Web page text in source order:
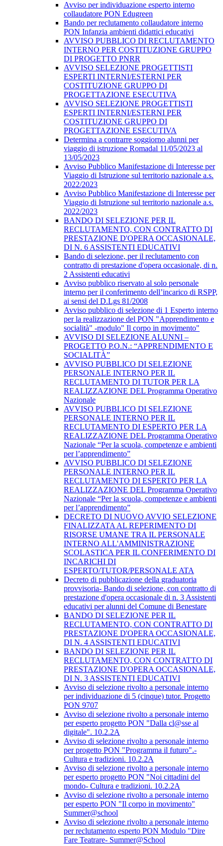
Avviso per individuazione esperto interno
collaudatore PON Edugreen
Bando per reclutamento collaudatore interno
PON Infanzia ambienti didattici educativi
AVVISO PUBBLICO DI RECLUTAMENTO
INTERNO PER COSTITUZIONE GRUPPO
DI PROGETTO PNRR
AVVISO SELEZIONE PROGETTISTI
ESPERTI INTERNI/ESTERNI PER
COSTITUZIONE GRUPPO DI
PROGETTAZIONE ESECUTIVA
AVVISO SELEZIONE PROGETTISTI
ESPERTI INTERNI/ESTERNI PER
COSTITUZIONE GRUPPO DI
PROGETTAZIONE ESECUTIVA
Determina a contrarre soggiorno alunni per
viaggio di istruzione Romadal 11/05/2023 al
13/05/2023
Avviso Pubblico Manifestazione di Interesse per
Viaggio di Istruzione sul territorio nazionale a.s.
2022/2023
Avviso Pubblico Manifestazione di Interesse per
Viaggio di Istruzione sul territorio nazionale a.s.
2022/2023
BANDO DI SELEZIONE PER IL
RECLUTAMENTO, CON CONTRATTO DI
PRESTAZIONE D'OPERA OCCASIONALE,
DI N. 6 ASSISTENTI EDUCATIVI
Bando di selezione, per il reclutamento con
contratto di prestazione d'opera occasionale, di n.
2 Assistenti educativi
Avviso pubblico riservato al solo personale
interno per il conferimento dell’incarico di RSPP,
ai sensi del D.Lgs 81/2008
Avviso pubblico di selezione di 1 Esperto interno
per la realizzazione del PON "Apprendimento e
socialità" -modulo" Il corpo in movimento"
AVVISO DI SELEZIONE ALUNNI –
PROGETTO P.O.N.: “APPRENDIMENTO E
SOCIALITÀ”
AVVISO PUBBLICO DI SELEZIONE
PERSONALE INTERNO PER IL
RECLUTAMENTO DI TUTOR PER LA
REALIZZAZIONE DEL Programma Operativo
Nazionale
AVVISO PUBBLICO DI SELEZIONE
PERSONALE INTERNO PER IL
RECLUTAMENTO DI ESPERTO PER LA
REALIZZAZIONE DEL Programma Operativo
Nazionale “Per la scuola, competenze e ambienti
per l’apprendimento”
AVVISO PUBBLICO DI SELEZIONE
PERSONALE INTERNO PER IL
RECLUTAMENTO DI ESPERTO PER LA
REALIZZAZIONE DEL Programma Operativo
Nazionale “Per la scuola, competenze e ambienti
per l’apprendimento”
DECRETO DI NUOVO AVVIO SELEZIONE
FINALIZZATA AL REPERIMENTO DI
RISORSE UMANE TRA IL PERSONALE
INTERNO ALL'AMMINISTRAZIONE
SCOLASTICA PER IL CONFERIMENTO DI
INCARICHI DI
ESPERTO/TUTOR/PERSONALE ATA
Decreto di pubblicazione della graduatoria
provvisoria- Bando di selezione, con contratto di
prestazione d'opera occasionale di n. 3 Assistenti
educativi per alunni del Comune di Benestare
BANDO DI SELEZIONE PER IL
RECLUTAMENTO, CON CONTRATTO DI
PRESTAZIONE D'OPERA OCCASIONALE,
DI N. 4 ASSISTENTI EDUCATIVI
BANDO DI SELEZIONE PER IL
RECLUTAMENTO, CON CONTRATTO DI
PRESTAZIONE D'OPERA OCCASIONALE,
DI N. 3 ASSISTENTI EDUCATIVI
Avviso di selezione rivolto a personale interno
per individuazione di 5 (cinque) tutor. Progetto
PON 9707
Avviso di selezione rivolto a personale interno
per esperto progetto PON "Dalla cl@sse al
digitale". 10.2.2A
Avviso di selezione rivolto a personale interno
per progetto PON "Programma il futuro".-
Cultura e tradizioni. 10.2.2A
Avviso di selezione rivolto a personale interno
per esperto progetto PON "Noi cittadini del
mondo- Cultura e tradizioni. 10.2.2A
Avviso di selezione rivolto a personale interno
per esperto PON "Il corpo in movimento"
Summer@school
Avviso di selezione rivolto a personale interno
per reclutamento esperto PON Modulo "Dire
Fare Teatrare- Summer@School